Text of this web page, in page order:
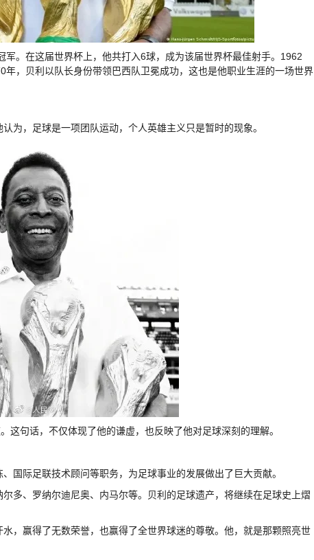
。在这届世界杯上，他共打入6球，成为该届世界杯最佳射手。1962
，贝利以队长身份带领巴西队卫冕成功，这也是他职业生涯的一场世界
为，足球是一项团队运动，个人英雄主义只是暂时的现象。
这句话，不仅体现了他的谦虚，也反映了他对足球深刻的理解。
国际足联技术顾问等职务，为足球事业的发展做出了巨大贡献。
多、罗纳尔迪尼奥、内马尔等。贝利的足球遗产，将继续在足球史上熠
，赢得了无数荣誉，也赢得了全世界球迷的尊敬。他，就是那颗照亮世